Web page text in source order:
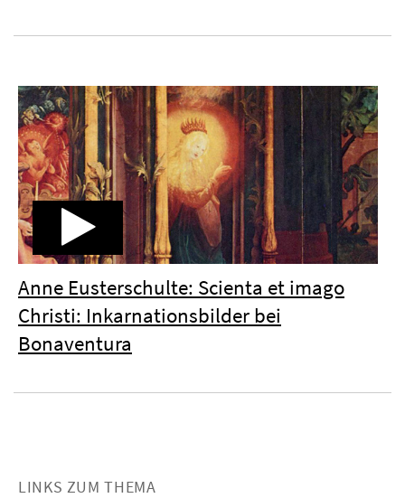
Anne Eusterschulte: Scienta et imago
Christi: Inkarnationsbilder bei
Bonaventura
LINKS ZUM THEMA